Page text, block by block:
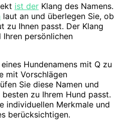
ist der Klang des Namens.
laut an und überlegen Sie, ob
zu Ihnen passt. Der Klang
persönlichen
Hundenamens mit Q zu
mit Vorschlägen
Sie diese Namen und
zu Ihrem Hund passt.
individuellen Merkmale und
berücksichtigen.